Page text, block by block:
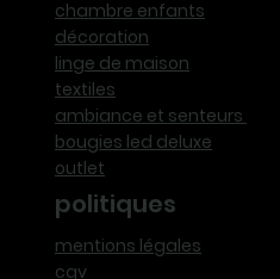
chambre enfants
décoration
linge de maison
textiles
ambiance et senteurs
bougies led deluxe
outlet
politiques
mentions légales
cgv